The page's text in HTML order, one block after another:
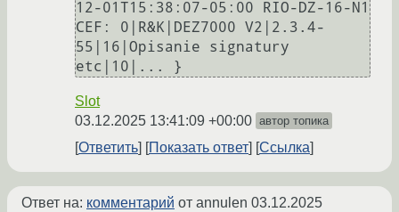
12-01T15:38:07-05:00 RIO-DZ-16-N1
CEF: 0|R&K|DEZ7000 V2|2.3.4-
55|16|Opisanie signatury
Slot
03.12.2025 13:41:09 +00:00 автор топика
Ответить Показать ответ Ссылка
Ответ на: комментарий от annulen 03.12.2025